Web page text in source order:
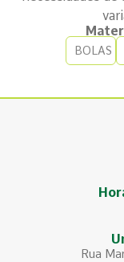
BOLAS
Rua